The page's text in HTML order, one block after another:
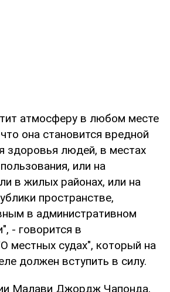
атмосферу в любом месте
она становится вредной
здоровья людей, в местах
или на
в жилых районах, или на
пространстве,
в административном
- говорится в
местных судах", который на
должен вступить в силу.
Малави Джордж Чапонда,